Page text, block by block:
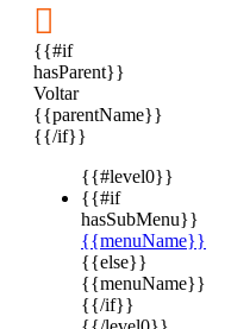

{{#if
hasParent}}
Voltar
{{parentName}}
{{/if}}
{{#level0}}
{{#if
hasSubMenu}}
{{menuName}}
{{else}}
{{menuName}}
{{/if}}